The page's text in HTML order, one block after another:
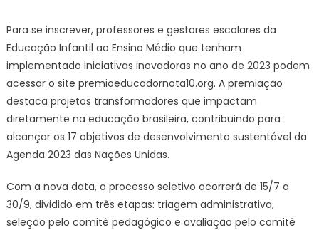
Para se inscrever, professores e gestores escolares da
Educação Infantil ao Ensino Médio que tenham
implementado iniciativas inovadoras no ano de 2023 podem
acessar o site premioeducadornota10.org. A premiação
destaca projetos transformadores que impactam
diretamente na educação brasileira, contribuindo para
alcançar os 17 objetivos de desenvolvimento sustentável da
Agenda 2023 das Nações Unidas.
Com a nova data, o processo seletivo ocorrerá de 15/7 a
30/9, dividido em três etapas: triagem administrativa,
seleção pelo comitê pedagógico e avaliação pelo comitê